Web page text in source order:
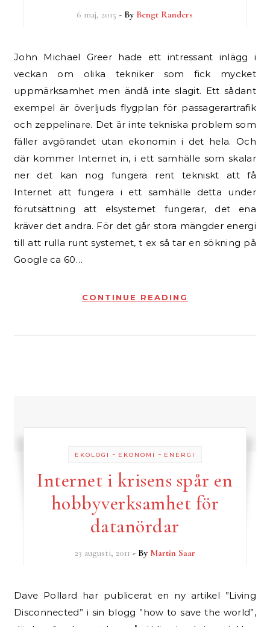
6 maj, 2015 - By Bengt Randers
John Michael Greer hade ett intressant inlägg i
veckan om olika tekniker som fick mycket
uppmärksamhet men ändå inte slagit. Ett sådant
exempel är överljuds flygplan för passagerartrafik
och zeppelinare. Det är inte tekniska problem som
fäller avgörandet utan ekonomin i det hela. Och
där kommer Internet in, i ett samhälle som skalar
ner det kan nog fungera rent tekniskt att få
Internet att fungera i ett samhälle detta under
förutsättning att elsystemet fungerar, det ena
kräver det andra. För det går stora mängder energi
till att rulla runt systemet, t ex så tar en sökning på
Google ca 60…
CONTINUE READING
EKOLOGI - EKONOMI - ENERGI
Internet i krisens spår en
hobbyverksamhet för
datanördar
23 augusti, 2011 - By Martin Saar
Dave Pollard har publicerat en ny artikel ”Living
Disconnected” i sin blogg ”how to save the world”,